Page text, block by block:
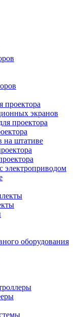
экранов
проектора
на штативе
электроприводом
оборудования